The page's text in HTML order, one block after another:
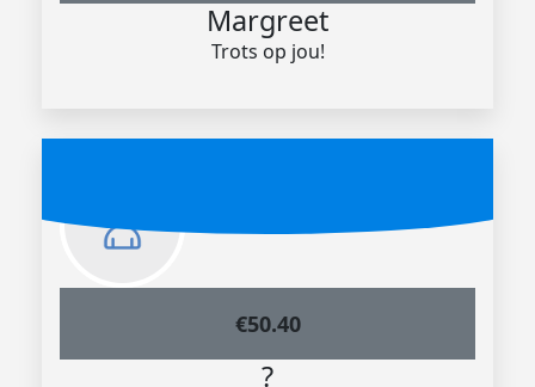
Margreet
Trots op jou!
€50.40
?